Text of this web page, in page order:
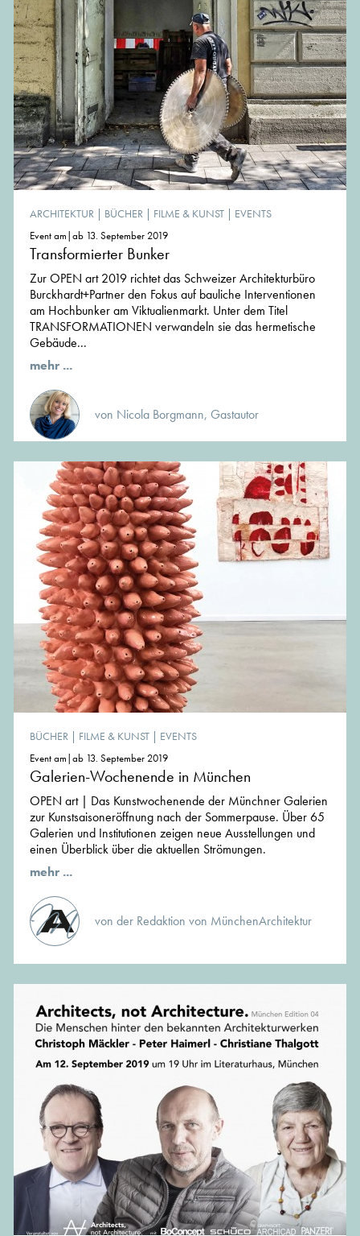
ARCHITEKTUR | BÜCHER | FILME & KUNST | EVENTS
Event am|ab 13. September 2019
Transformierter Bunker
Zur OPEN art 2019 richtet das Schweizer Architekturbüro
Burckhardt+Partner den Fokus auf bauliche Interventionen
am Hochbunker am Viktualienmarkt. Unter dem Titel
TRANSFORMATIONEN verwandeln sie das hermetische
Gebäude...
mehr ...
von Nicola Borgmann, Gastautor
BÜCHER | FILME & KUNST | EVENTS
Event am|ab 13. September 2019
Galerien-Wochenende in München
OPEN art | Das Kunstwochenende der Münchner Galerien
zur Kunstsaisoneröffnung nach der Sommerpause. Über 65
Galerien und Institutionen zeigen neue Ausstellungen und
einen Überblick über die aktuellen Strömungen.
mehr ...
von der Redaktion von MünchenArchitektur